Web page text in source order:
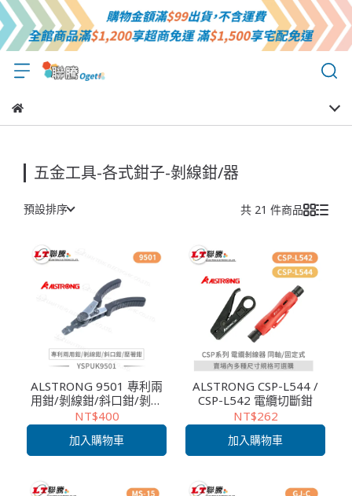
五金工具-各式鉗子-剝線鉗/器
預設排序 共 21 件商品
ALSTRONG 9501 專利兩
用鉗/剝線鉗/斜口鉗/剝線
鉗/壓著鉗
NT$400
加入購物車
ALSTRONG CSP-L544 /
CSP-L542 電纜切斷鉗
NT$262
加入購物車